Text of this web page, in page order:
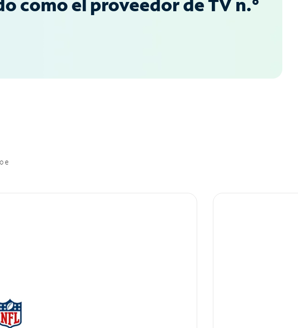
como el proveedor de TV n.°
e